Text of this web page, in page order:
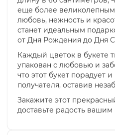
еще более
любовь, нежность и
станет идеальным
от Дня Рождения до Дня
Каждый цветок в букете
упакован с любовью и
что этот букет порадует
получателя, оставив
Закажите этот
доставьте радость